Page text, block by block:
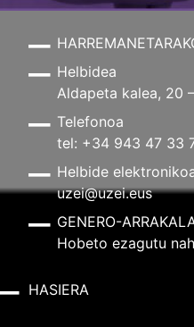
Helbidea
Aldapeta kalea, 20
Telefonoa
tel: +34 943 47 33
Helbide
uzei@uzei.eus
GENERO-
Hobeto ezagutu
HASIERA